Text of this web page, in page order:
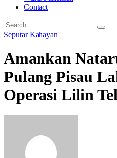
Contact
Seputar Kahayan
Amankan
Pulang Pisau
Operasi Lilin